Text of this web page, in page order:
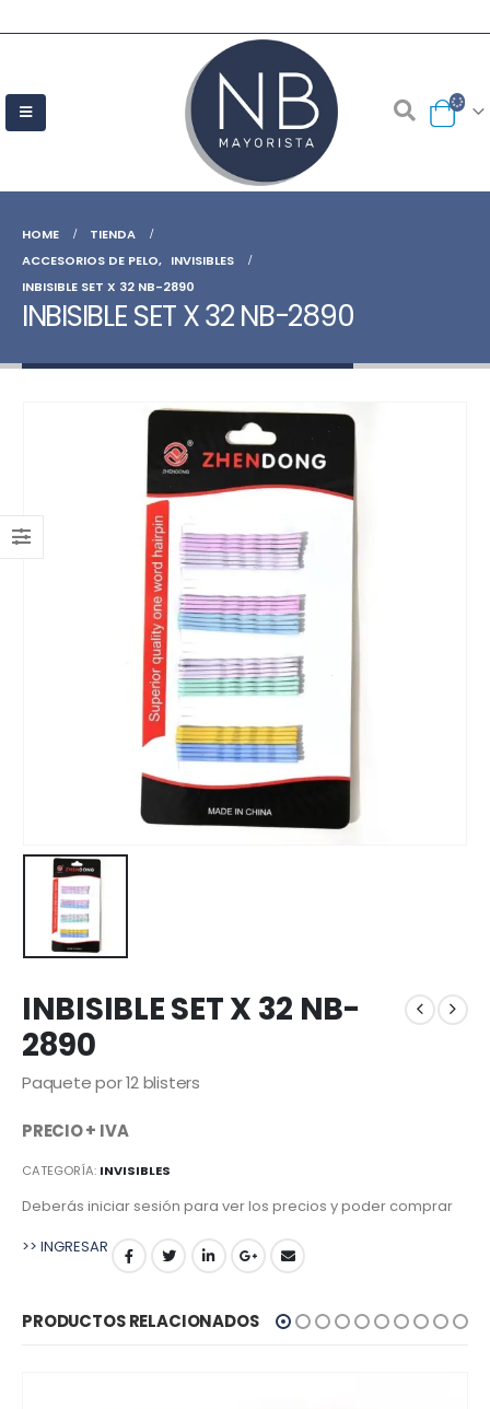
HOME
TIENDA
ACCESORIOS DE PELO, INVISIBLES
INBISIBLE SET X 32 NB-2890
INBISIBLE SET X 32 NB-2890
INBISIBLE SET X 32 NB-
2890
Paquete por 12 blisters
PRECIO + IVA
CATEGORÍA: INVISIBLES
Deberás iniciar sesión para ver los precios y poder comprar
>> INGRESAR
PRODUCTOS RELACIONADOS